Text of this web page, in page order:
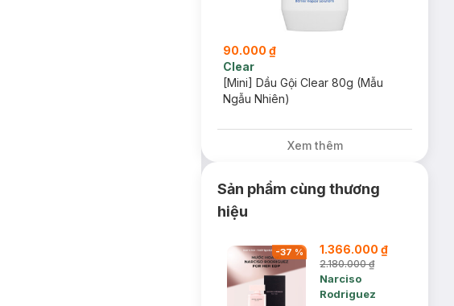
90.000 ₫
Clear
[Mini] Dầu Gội Clear 80g (Mẫu
Ngẫu Nhiên)
Xem thêm
Sản phẩm cùng thương
hiệu
-37 % 1.366.000 ₫
2.180.000 ₫
Narciso
Rodriguez